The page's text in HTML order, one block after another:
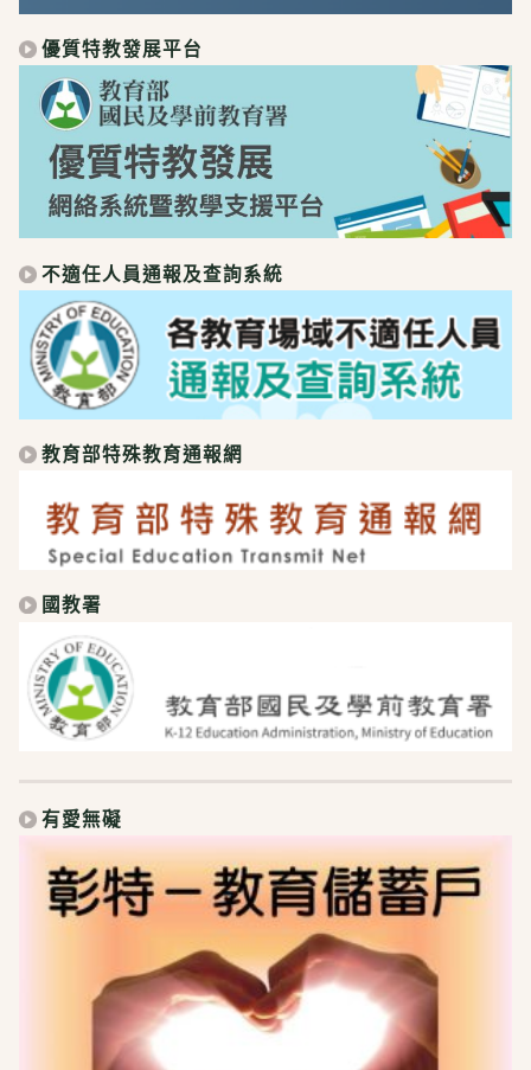
優質特教發展平台
不適任人員通報及查詢系統
教育部特殊教育通報網
國教署
有愛無礙